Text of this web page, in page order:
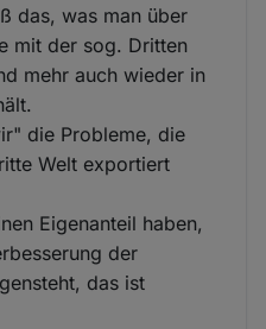
das, was man über
mit der sog. Dritten
mehr auch wieder in
die Probleme, die
Welt exportiert
Eigenanteil haben,
der
das ist